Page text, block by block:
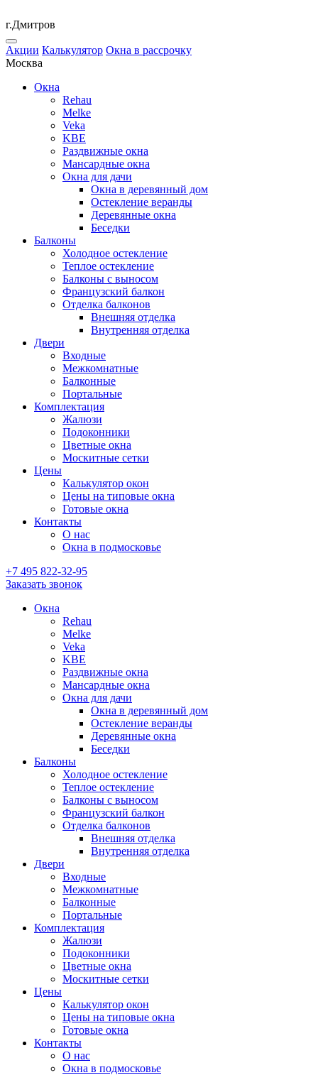
г.Дмитров
Акции Калькулятор Окна в рассрочку
Москва
Окна
Rehau
Melke
Veka
KBE
Раздвижные окна
Мансардные окна
Окна для дачи
Окна в деревянный дом
Остекление веранды
Деревянные окна
Беседки
Балконы
Холодное остекление
Теплое остекление
Балконы с выносом
Французский балкон
Отделка балконов
Внешняя отделка
Внутренняя отделка
Двери
Входные
Межкомнатные
Балконные
Портальные
Комплектация
Жалюзи
Подоконники
Цветные окна
Москитные сетки
Цены
Калькулятор окон
Цены на типовые окна
Готовые окна
Контакты
О нас
Окна в подмосковье
+7 495 822-32-95
Заказать звонок
Окна
Rehau
Melke
Veka
KBE
Раздвижные окна
Мансардные окна
Окна для дачи
Окна в деревянный дом
Остекление веранды
Деревянные окна
Беседки
Балконы
Холодное остекление
Теплое остекление
Балконы с выносом
Французский балкон
Отделка балконов
Внешняя отделка
Внутренняя отделка
Двери
Входные
Межкомнатные
Балконные
Портальные
Комплектация
Жалюзи
Подоконники
Цветные окна
Москитные сетки
Цены
Калькулятор окон
Цены на типовые окна
Готовые окна
Контакты
О нас
Окна в подмосковье